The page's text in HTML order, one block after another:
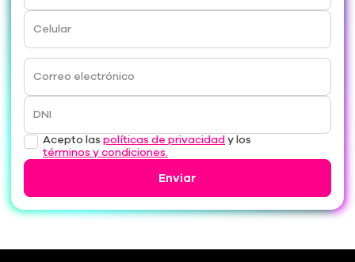
Celular
Correo electrónico
DNI
Acepto las políticas de privacidady los
términos y condiciones.
Enviar